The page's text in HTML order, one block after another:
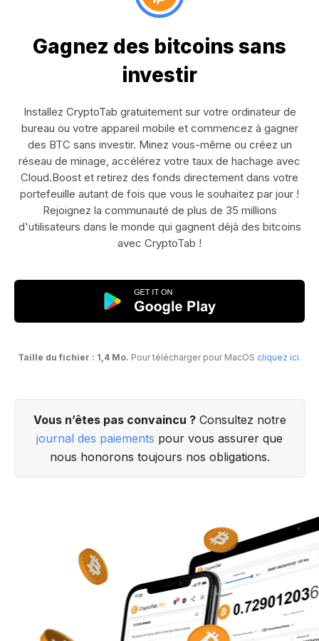
Gagnez des bitcoins sans
investir
Installez CryptoTab gratuitement sur votre ordinateur de
bureau ou votre appareil mobile et commencez à gagner
des BTC sans investir. Minez vous-même ou créez un
réseau de minage, accélérez votre taux de hachage avec
Cloud.Boost et retirez des fonds directement dans votre
portefeuille autant de fois que vous le souhaitez par jour !
Rejoignez la communauté de plus de 35 millions
d'utilisateurs dans le monde qui gagnent déjà des bitcoins
avec CryptoTab !
Taille du fichier : 1,4 Mo. Pour télécharger pour MacOS cliquez ici.
Vous n’êtes pas convaincu ?Consultez notre
journal des paiements pour vous assurer que
nous honorons toujours nos obligations.